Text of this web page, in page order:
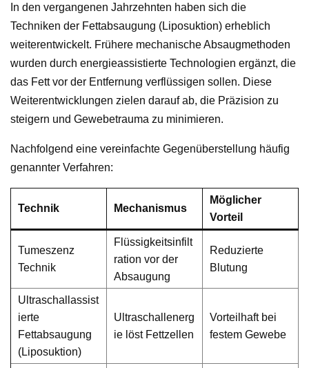
In den vergangenen Jahrzehnten haben sich die
Techniken der Fettabsaugung (Liposuktion) erheblich
weiterentwickelt. Frühere mechanische Absaugmethoden
wurden durch energieassistierte Technologien ergänzt, die
das Fett vor der Entfernung verflüssigen sollen. Diese
Weiterentwicklungen zielen darauf ab, die Präzision zu
steigern und Gewebetrauma zu minimieren.
Nachfolgend eine vereinfachte Gegenüberstellung häufig
genannter Verfahren:
Technik Mechanismus
Möglicher
Vorteil
Tumeszenz
Technik
Flüssigkeitsinfilt
ration vor der
Absaugung
Reduzierte
Blutung
Ultraschallassist
ierte
Fettabsaugung
(Liposuktion)
Ultraschallenerg
ie löst Fettzellen
Vorteilhaft bei
festem Gewebe